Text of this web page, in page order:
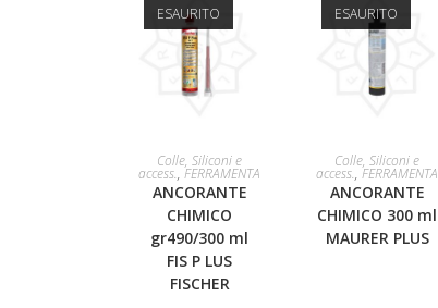
ESAURITO
LEGGI TUTTO
Colle, Siliconi e
access.,FERRAMENTA
ANCORANTE
CHIMICO
gr490/300 ml
FIS P LUS
FISCHER
ESAURITO
LEGGI TUTTO
Colle, Siliconi e
access.,FERRAMENTA
ANCORANTE
CHIMICO 300 ml
MAURER PLUS